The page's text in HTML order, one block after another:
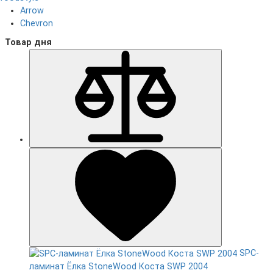
Arrow
Chevron
Товар дня
SPC-
ламинат Ëлка StoneWood Коста SWP 2004